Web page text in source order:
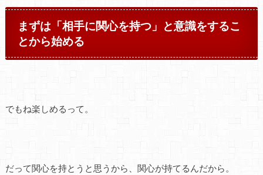
まずは「相手に関心を持つ」と意識をするこ
とから始める
でもね楽しめるって。
だって関心を持とうと思うから、関心が持てるんだから。